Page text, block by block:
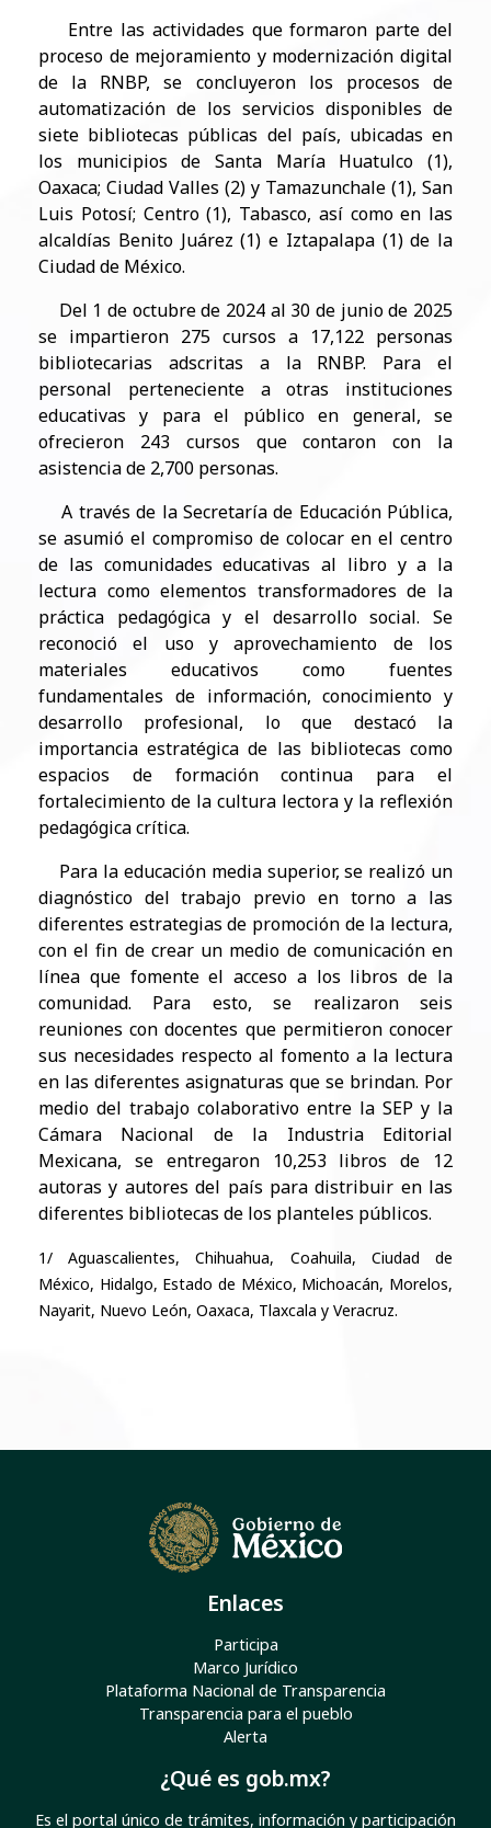
Entre las actividades que formaron parte del
proceso de mejoramiento y modernización digital
de la RNBP, se concluyeron los procesos de
automatización de los servicios disponibles de
siete bibliotecas públicas del país, ubicadas en
los municipios de Santa María Huatulco (1),
Oaxaca; Ciudad Valles (2) y Tamazunchale (1), San
Luis Potosí; Centro (1), Tabasco, así como en las
alcaldías Benito Juárez (1) e Iztapalapa (1) de la
Ciudad de México.
Del 1 de octubre de 2024 al 30 de junio de 2025
se impartieron 275 cursos a 17,122 personas
bibliotecarias adscritas a la RNBP. Para el
personal perteneciente a otras instituciones
educativas y para el público en general, se
ofrecieron 243 cursos que contaron con la
asistencia de 2,700 personas.
A través de la Secretaría de Educación Pública,
se asumió el compromiso de colocar en el centro
de las comunidades educativas al libro y a la
lectura como elementos transformadores de la
práctica pedagógica y el desarrollo social. Se
reconoció el uso y aprovechamiento de los
materiales educativos como fuentes
fundamentales de información, conocimiento y
desarrollo profesional, lo que destacó la
importancia estratégica de las bibliotecas como
espacios de formación continua para el
fortalecimiento de la cultura lectora y la reflexión
pedagógica crítica.
Para la educación media superior, se realizó un
diagnóstico del trabajo previo en torno a las
diferentes estrategias de promoción de la lectura,
con el fin de crear un medio de comunicación en
línea que fomente el acceso a los libros de la
comunidad. Para esto, se realizaron seis
reuniones con docentes que permitieron conocer
sus necesidades respecto al fomento a la lectura
en las diferentes asignaturas que se brindan. Por
medio del trabajo colaborativo entre la SEP y la
Cámara Nacional de la Industria Editorial
Mexicana, se entregaron 10,253 libros de 12
autoras y autores del país para distribuir en las
diferentes bibliotecas de los planteles públicos.
​1/ Aguascalientes, Chihuahua, Coahuila, Ciudad de
México, Hidalgo, Estado de México, Michoacán, Morelos,
Nayarit, Nuevo León, Oaxaca, Tlaxcala y Veracruz.
Enlaces
Participa
Marco Jurídico
Plataforma Nacional de Transparencia
Transparencia para el pueblo
Alerta
¿Qué es gob.mx?
Es el portal único de trámites, información y participación